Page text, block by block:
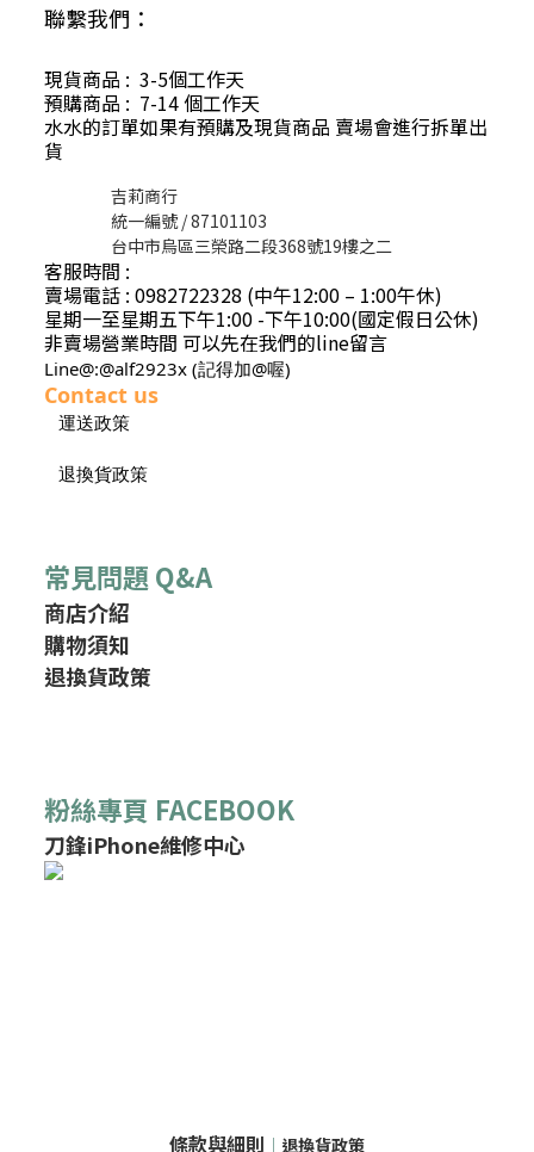
聯繫我們：
現貨商品 : 3-5個工作天
預購商品 : 7-14 個工作天
水水的訂單如果有預購及現貨商品 賣場會進行拆單出
貨
吉莉商行
統一編號 / 87101103
台中市烏區三榮路二段368號19樓之二
客服時間 :
賣場電話 : 0982722328 (中午12:00 – 1:00午休)
星期一至星期五下午1:00 -下午10:00(國定假日公休)
非賣場營業時間 可以先在我們的line留言
Line@:@alf2923x (記得加@喔)
Contact us
運送政策
退換貨政策
常見問題 Q&A
商店介紹
購物須知
退換貨政策
粉絲專頁 FACEBOOK
刀鋒iPhone維修中心
條款與細則 ｜ 退換貨政策